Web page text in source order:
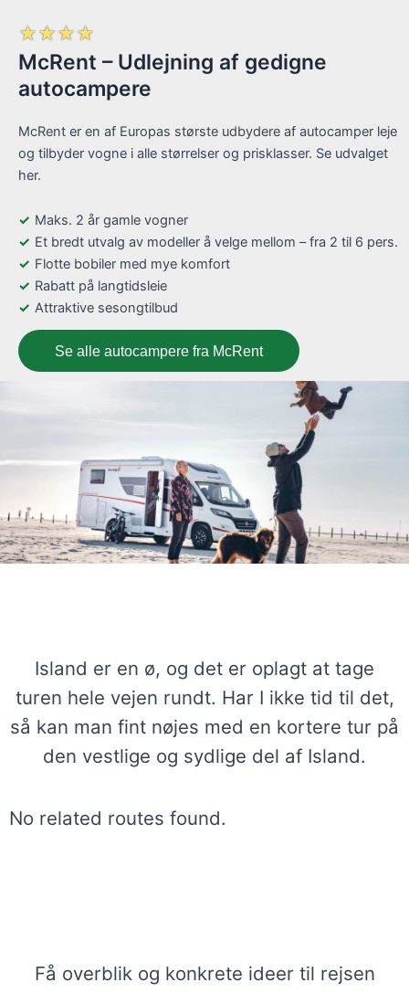
☆☆☆☆
McRent – Udlejning af gedigne
autocampere
McRent er en af Europas største udbydere af autocamper leje
og tilbyder vogne i alle størrelser og prisklasser. Se udvalget
her.
Maks. 2 år gamle vogner
Et bredt utvalg av modeller å velge mellom – fra 2 til 6 pers.
Flotte bobiler med mye komfort
Rabatt på langtidsleie
Attraktive sesongtilbud
Se alle autocampere fra McRent
Island er en ø, og det er oplagt at tage
turen hele vejen rundt. Har I ikke tid til det,
så kan man fint nøjes med en kortere tur på
den vestlige og sydlige del af Island.
No related routes found.
Få overblik og konkrete ideer til rejsen